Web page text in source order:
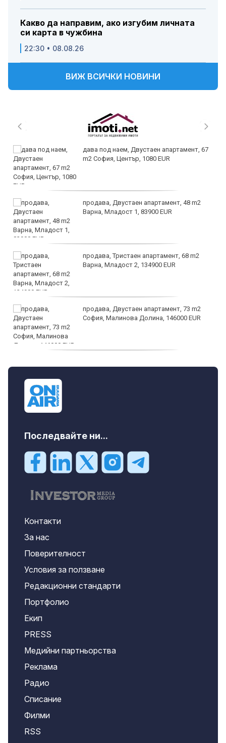
Какво да направим, ако изгубим личната
си карта в чужбина
22:30 • 08.08.26
ВИЖ ВСИЧКИ НОВИНИ
дава под наем, Двустаен апартамент, 67
m2 София, Център, 1080 EUR
продава, Двустаен апартамент, 48 m2
Варна, Младост 1, 83900 EUR
продава, Тристаен апартамент, 68 m2
Варна, Младост 2, 134900 EUR
продава, Двустаен апартамент, 73 m2
София, Малинова Долина, 146000 EUR
Последвайте ни...
Контакти
За нас
Поверителност
Условия за ползване
Редакционни стандарти
Портфолио
Екип
PRESS
Медийни партньорства
Реклама
Радио
Списание
Филми
RSS